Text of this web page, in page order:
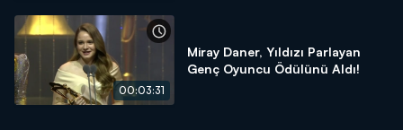
00:03:31
Miray Daner, Yıldızı Parlayan
Genç Oyuncu Ödülünü Aldı!